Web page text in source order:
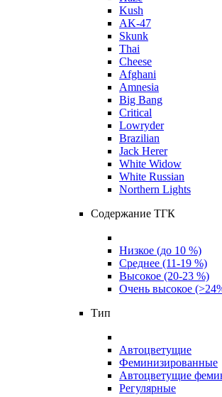
Kush
AK-47
Skunk
Thai
Cheese
Afghani
Amnesia
Big Bang
Critical
Lowryder
Brazilian
Jack Herer
White Widow
White Russian
Northern Lights
Содержание ТГК
Низкое (до 10 %)
Среднее (11-19 %)
Высокое (20-23 %)
Очень высокое
Тип
Автоцветущие
Феминизированные
Автоцветущие
Регулярные